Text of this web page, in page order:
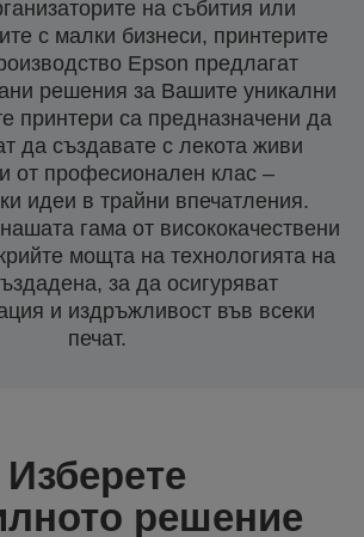
на събития или
с малки бизнеси, принтерите
Epson предлагат
решения за Вашите уникални
принтери са предназначени да
да създавате с лекота живи
от професионален клас –
идеи в трайни впечатления.
гама от висококачествени
мощта на технологията на
за да осигуряват
и издръжливост във всеки
печат.
Изберете
решение